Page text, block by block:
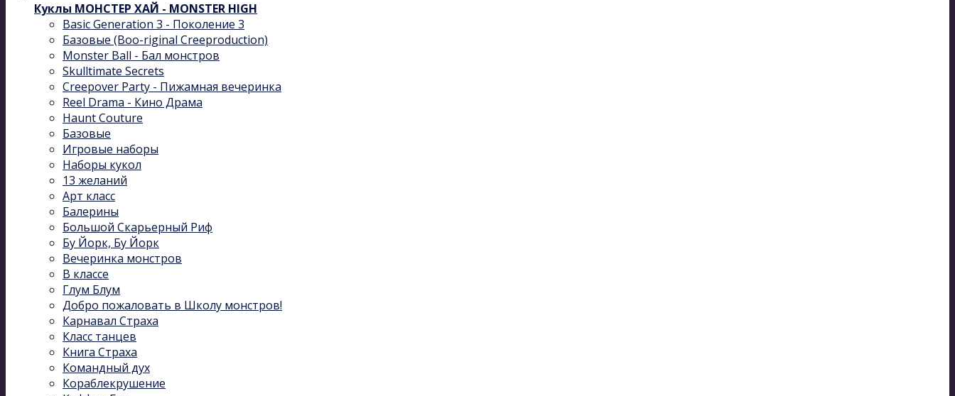
Куклы МОНСТЕР ХАЙ - MONSTER HIGH
Basic Generation 3 - Поколение 3
Базовые (Boo-riginal Creeproduction)
Monster Ball - Бал монстров
Skulltimate Secrets
Creepover Party - Пижамная вечеринка
Reel Drama - Кино Драма
Haunt Couture
Базовые
Игровые наборы
Наборы кукол
13 желаний
Арт класс
Балерины
Большой Скарьерный Риф
Бу Йорк, Бу Йорк
Вечеринка монстров
В классе
Глум Блум
Добро пожаловать в Школу монстров!
Карнавал Cтраха
Класс танцев
Книга Страха
Командный дух
Кораблекрушение